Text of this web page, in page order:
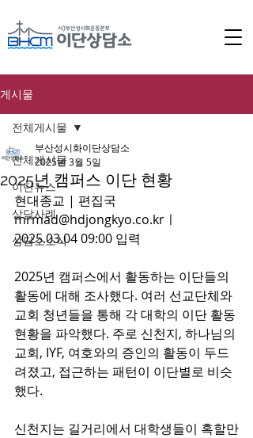
게시물
전체게시물
이단뉴스
상담사례
상담소소식
전체게시물
2025년 캠퍼스 이단 현황
부산성시화이단상담소
2025년 3월 5일
현대종교 | 편집국
mrmad@hdjongkyo.co.kr ㅣ
2025.03.04 09:00 입력
2025년 캠퍼스에서 활동하는 이단들의
활동에 대해 조사했다. 여러 선교단체와
교회 청년들을 통해 각 대학의 이단 활동
현황을 파악했다. 주로 신천지, 하나님의
교회, IYF, 여호와의 증인의 활동이 두드
려졌고, 접근하는 패턴이 이단별로 비슷
했다.
신천지는 길거리에서 대학생들이 혹할만